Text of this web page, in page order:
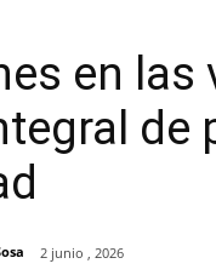
en las
de
2 junio , 2026